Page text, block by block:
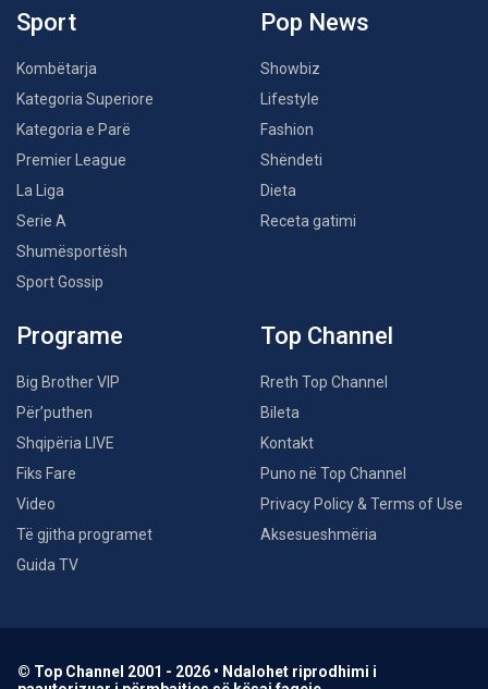
Sport
Kombëtarja
Kategoria Superiore
Kategoria e Parë
Premier League
La Liga
Serie A
Shumësportësh
Sport Gossip
Pop News
Showbiz
Lifestyle
Fashion
Shëndeti
Dieta
Receta gatimi
Programe
Big Brother VIP
Për’puthen
Shqipëria LIVE
Fiks Fare
Video
Të gjitha programet
Guida TV
Top Channel
Rreth Top Channel
Bileta
Kontakt
Puno në Top Channel
Privacy Policy & Terms of Use
Aksesueshmëria
© Top Channel 2001 - 2026 • Ndalohet riprodhimi i